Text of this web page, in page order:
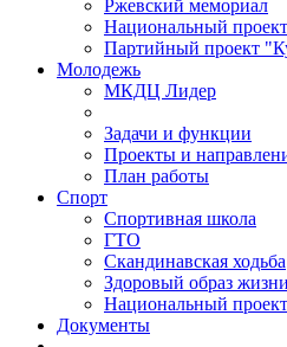
Ржевский мемориал
Национальный
Партийный проект
Молодежь
МКДЦ Лидер
Задачи и функции
Проекты и
План работы
Спорт
Спортивная школа
ГТО
Скандинавская ходьба
Здоровый образ жизни
Национальный
Документы